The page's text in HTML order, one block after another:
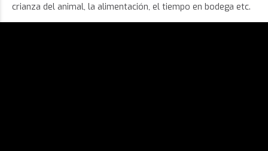
crianza del animal, la alimentación, el tiempo en bodega etc.